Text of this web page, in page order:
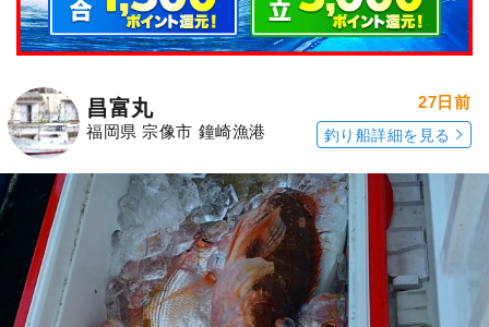
昌富丸
福岡県 宗像市 鐘崎漁港
27日前
釣り船詳細を見る